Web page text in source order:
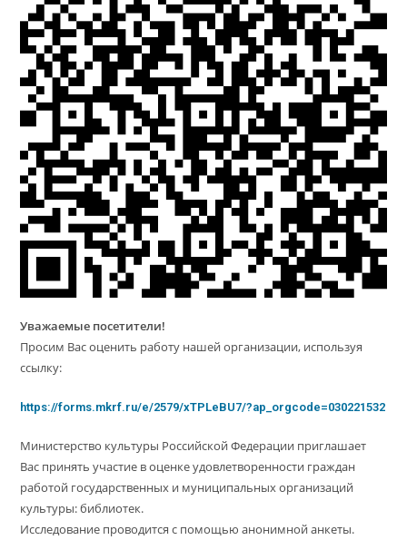
Уважаемые посетители!
Просим Вас оценить работу нашей организации, используя
ссылку:
https://forms.mkrf.ru/e/2579/xTPLeBU7/?ap_orgcode=030221532
Министерство культуры Российской Федерации приглашает
Вас принять участие в оценке удовлетворенности граждан
работой государственных и муниципальных организаций
культуры: библиотек.
Исследование проводится с помощью анонимной анкеты.